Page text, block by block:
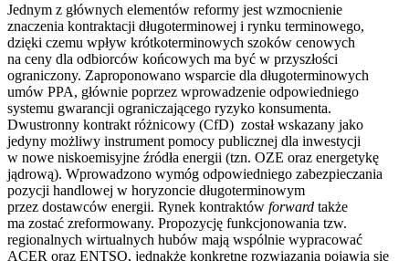
Jednym z głównych elementów reformy jest wzmocnienie
znaczenia kontraktacji długoterminowej i rynku terminowego,
dzięki czemu wpływ krótkoterminowych szoków cenowych
na ceny dla odbiorców końcowych ma być w przyszłości
ograniczony. Zaproponowano wsparcie dla długoterminowych
umów PPA, głównie poprzez wprowadzenie odpowiedniego
systemu gwarancji ograniczającego ryzyko konsumenta.
Dwustronny kontrakt różnicowy (CfD) został wskazany jako
jedyny możliwy instrument pomocy publicznej dla inwestycji
w nowe niskoemisyjne źródła energii (tzn. OZE oraz energetykę
jądrową). Wprowadzono wymóg odpowiedniego zabezpieczania
pozycji handlowej w horyzoncie długoterminowym
przez dostawców energii. Rynek kontraktów forward także
ma zostać zreformowany. Propozycję funkcjonowania tzw.
regionalnych wirtualnych hubów mają wspólnie wypracować
ACER oraz ENTSO, jednakże konkretne rozwiązania pojawią się